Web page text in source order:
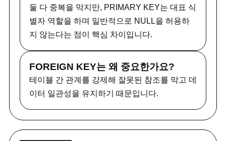
둘 다 중복을 막지만, PRIMARY KEY는 대표 식
별자 역할을 하며 일반적으로 NULL을 허용하
지 않는다는 점이 핵심 차이입니다.
FOREIGN KEY는 왜 중요한가요?
테이블 간 관계를 강제해 잘못된 참조를 막고 데
이터 일관성을 유지하기 때문입니다.